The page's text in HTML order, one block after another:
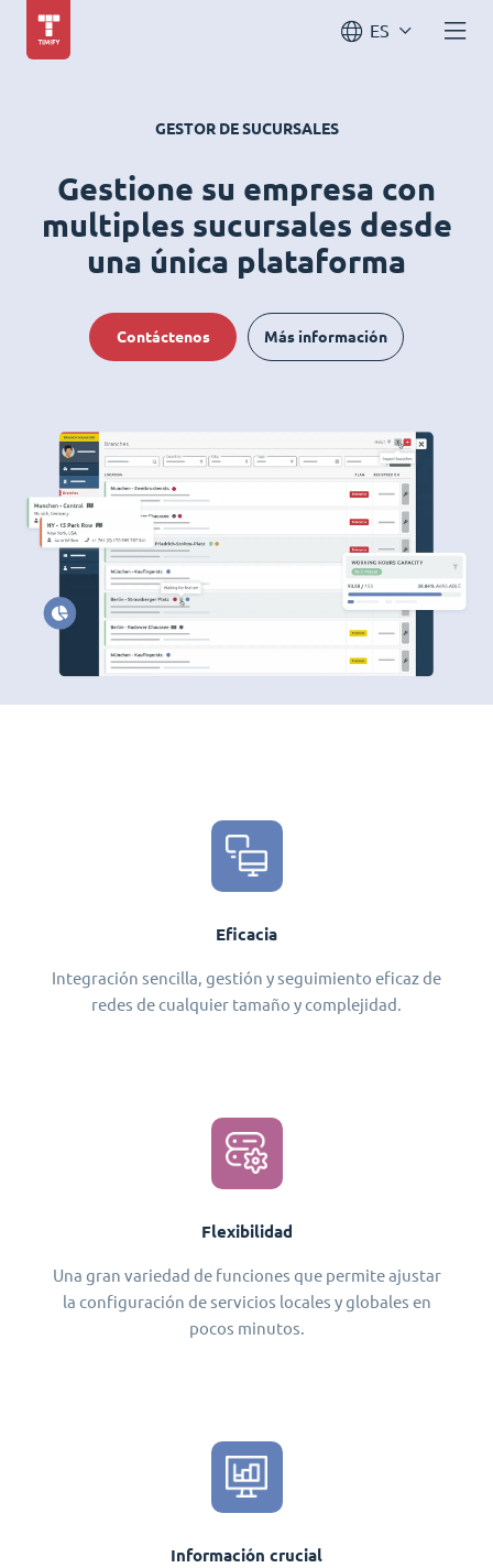
ES
GESTOR DE SUCURSALES
Gestione su empresa con
multiples sucursales desde
una única plataforma
Contáctenos Más información
Eficacia
Integración sencilla, gestión y seguimiento eficaz de
redes de cualquier tamaño y complejidad.
Flexibilidad
Una gran variedad de funciones que permite ajustar
la configuración de servicios locales y globales en
pocos minutos.
Información crucial